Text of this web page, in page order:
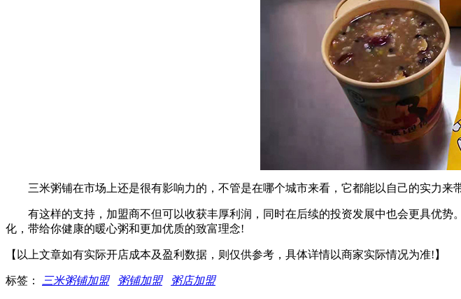
三米粥铺在市场上还是很有影响力的，不管是在哪个城市来看，它都能以自己的实力来
有这样的支持，加盟商不但可以收获丰厚利润，同时在后续的投资发展中也会更具优势
化，带给你健康的暖心粥和更加优质的致富理念!
【以上文章如有实际开店成本及盈利数据，则仅供参考，具体详情以商家实际情况为准!】
标签： 三米粥铺加盟 粥铺加盟 粥店加盟